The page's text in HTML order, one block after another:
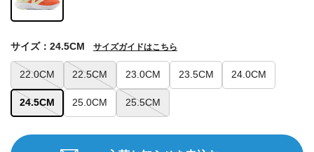
22.0CM 22.5CM 23.0CM 23.5CM 24.0CM
24.5CM 25.0CM 25.5CM
サイズ：24.5CM サイズガイドはこちら